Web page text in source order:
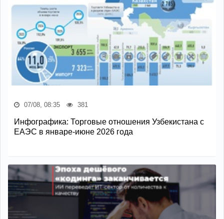
07/08, 08:35 381
Инфографика: Торговые отношения Узбекистана с
ЕАЭС в январе-июне 2026 года